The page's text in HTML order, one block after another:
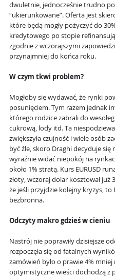
dwuletnie, jednocześnie trudno
“ukierunkowane”. Oferta jest
które będą mogły pożyczyć do
kredytowego po stopie
zgodnie z wczorajszymi
przynajmniej do końca roku.
W czym tkwi problem?
Mogłoby się wydawać, że rynki
posunięciem. Tym razem jednak
którego rodzice zabrali do
cukrową, lody itd. Ta
zwiększyła czujność i wiele osób
być źle, skoro Draghi decyduje
wyraźnie widać niepokój na
około 1% stratą. Kurs EURUSD
złoty, wczoraj dolar kosztował już
że jeśli przyjdzie kolejny kryzys,
bezbronna.
Odczyty makro gdzieś w cieniu
Nastrój nie poprawiły dzisiejsze
rozpoczęła się od fatalnych
zamówień było o prawie 4%
optymistyczne wieści dochodzą z